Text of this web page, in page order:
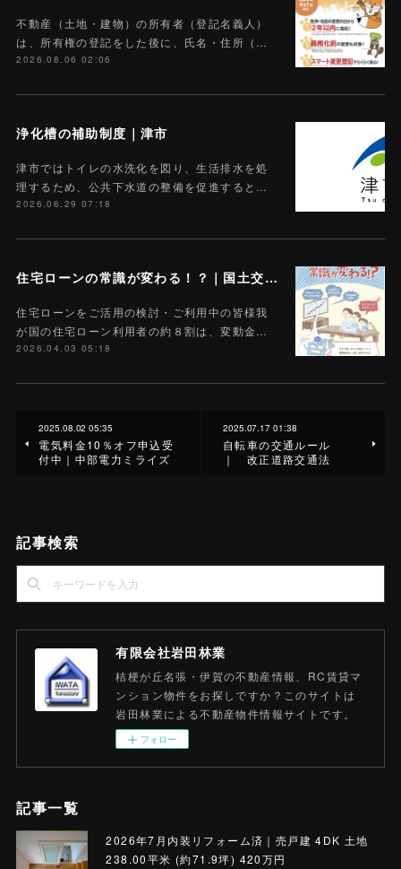
不動産（土地・建物）の所有者（登記名義人）
は、所有権の登記をした後に、氏名・住所（…
2026.08.06 02:06
浄化槽の補助制度｜津市
津市ではトイレの水洗化を図り、生活排水を処
理するため、公共下水道の整備を促進すると…
2026.06.29 07:18
住宅ローンの常識が変わる！？｜国土交通省
住宅ローンをご活用の検討・ご利用中の皆様我
が国の住宅ローン利用者の約８割は、変動金…
2026.04.03 05:18
2025.08.02 05:35
電気料金10％オフ申込受
付中｜中部電力ミライズ
2025.07.17 01:38
自転車の交通ルール
｜ 改正道路交通法
記事検索
有限会社岩田林業
桔梗が丘名張・伊賀の不動産情報、RC賃貸マ
ンション物件をお探しですか？このサイトは
岩田林業による不動産物件情報サイトです。
フォロー
記事一覧
2026年7月内装リフォーム済｜売戸建 4DK 土地
238.00平米 (約71.9坪) 420万円